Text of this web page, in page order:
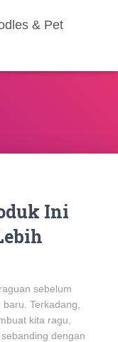
& Pet
Ini
sebelum
Terkadang,
kita ragu,
dengan